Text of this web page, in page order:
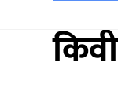
किवी